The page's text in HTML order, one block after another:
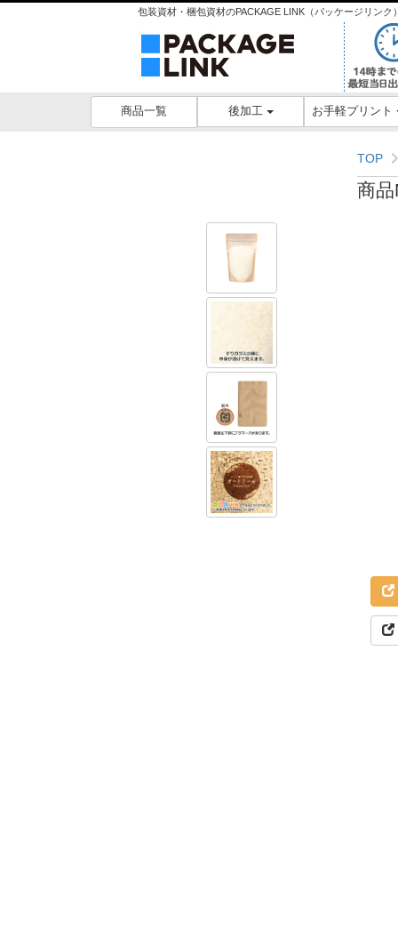
包装資材・梱包資材のPACKAGE LINK（パッケージリンク
商品一覧 後加工 お手軽プリント
TOP
商